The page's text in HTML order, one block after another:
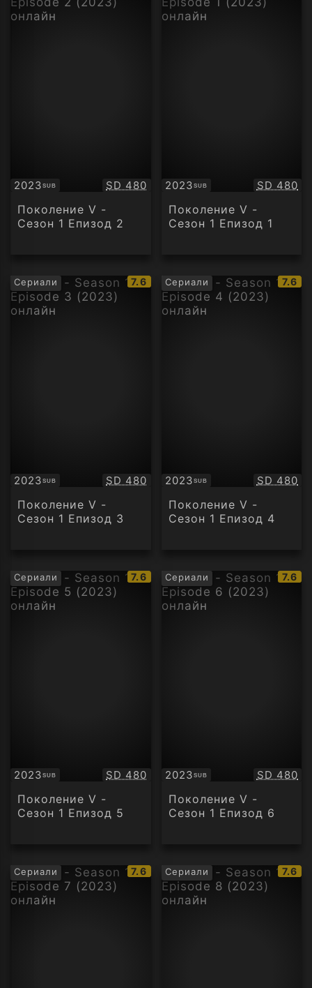
2023SUB
Субтитри Качество:
SD 480
Поколение V -
Сезон 1 Епизод 2
2023SUB
Субтитри SD 480
Поколение V -
Сезон 1 Епизод 1
Сериали
IMDb
рейтинг:
7.6
2023SUB
Субтитри Качество:
SD 480
Поколение V -
Сезон 1 Епизод 3
Сериали
IMDb
7.6
2023SUB
Субтитри SD 480
Поколение V -
Сезон 1 Епизод 4
Сериали
IMDb
рейтинг:
7.6
2023SUB
Субтитри Качество:
SD 480
Поколение V -
Сезон 1 Епизод 5
Сериали
IMDb
7.6
2023SUB
Субтитри SD 480
Поколение V -
Сезон 1 Епизод 6
Сериали
IMDb
рейтинг:
7.6 Сериали
IMDb
7.6